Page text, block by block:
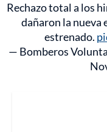
Rechazo total a los
dañaron la nueva
estrenado.
— Bomberos